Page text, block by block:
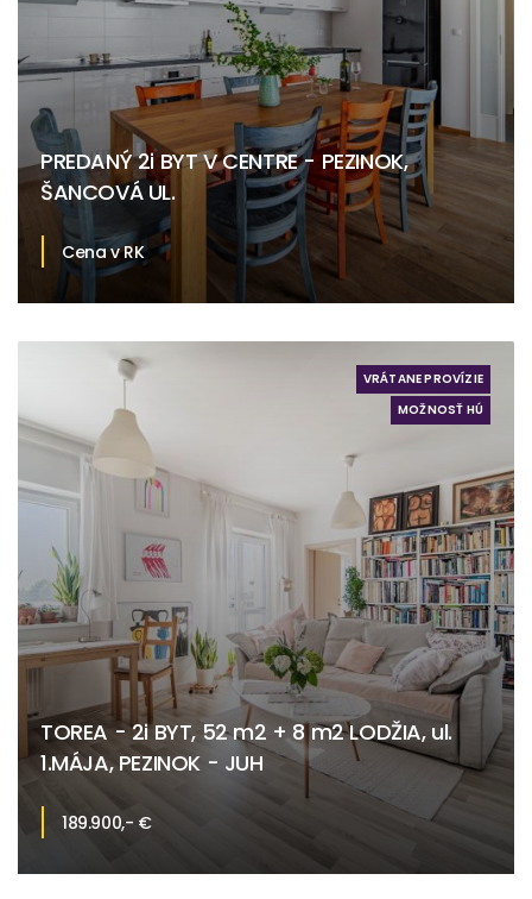
PREDANÝ 2i BYT V CENTRE - PEZINOK,
ŠANCOVÁ UL.
Cena v RK
VRÁTANE PROVÍZIE
MOŽNOSŤ HÚ
TOREA - 2i BYT, 52 m2 + 8 m2 LODŽIA, ul.
1.MÁJA, PEZINOK - JUH
189.900,- €